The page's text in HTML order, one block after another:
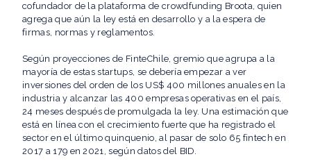
cofundador de la plataforma de crowdfunding Broota, quien
agrega que aún la ley está en desarrollo y a la espera de
firmas, normas y reglamentos.
Según proyecciones de FinteChile, gremio que agrupa a la
mayoría de estas startups, se debería empezar a ver
inversiones del orden de los US$ 400 millones anuales en la
industria y alcanzar las 400 empresas operativas en el país,
24 meses después de promulgada la ley. Una estimación que
está en línea con el crecimiento fuerte que ha registrado el
sector en el último quinquenio, al pasar de solo 65 fintech en
2017 a 179 en 2021, según datos del BID.